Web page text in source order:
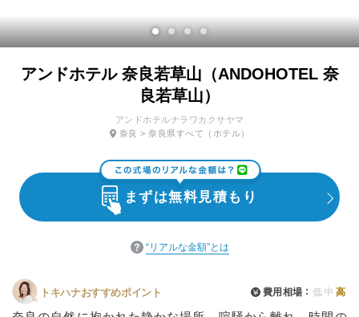
アンドホテル 奈良若草山（ANDOHOTEL 奈
良若草山）
アンドホテルナラワカクサヤマ
奈良 > 奈良県すべて （ホテル）
まずは無料見積もり
“リアルな金額”とは
トキハナおすすめポイント 費用相場 低 中 高